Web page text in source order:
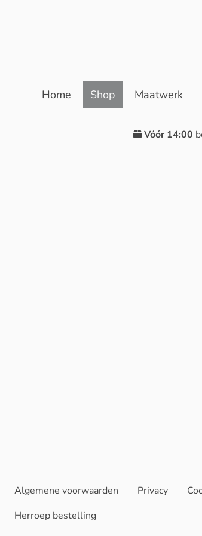
Home Shop Maatwerk
Vóór 14:00
Algemene voorwaarden Privacy
Herroep bestelling